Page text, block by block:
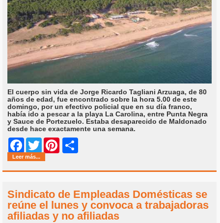
El cuerpo sin vida de Jorge Ricardo Tagliani Arzuaga, de 80
años de edad, fue encontrado sobre la hora 5.00 de este
domingo, por un efectivo policial que en su día franco,
había ido a pescar a la playa La Carolina, entre Punta Negra
y Sauce de Portezuelo. Estaba desaparecido de Maldonado
desde hace exactamente una semana.
Facebook
Twitter Pinterest
Leer más...
Sindicato de Empleadas Domésticas se
reúne el lunes y convoca a trabajadoras
afiliadas y no afiliadas